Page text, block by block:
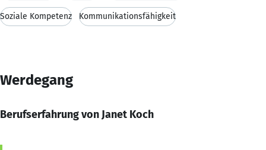
Soziale Kompetenz Kommunikationsfähigkeit
Werdegang
Berufserfahrung von Janet Koch